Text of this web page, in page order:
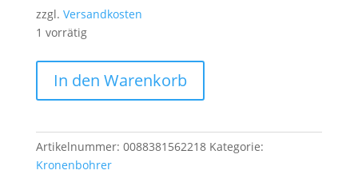
zzgl. Versandkosten
1 vorrätig
Ø
92mm
In den Warenkorb
Artikelnummer: 0088381562218 Kategorie:
Kronenbohrer